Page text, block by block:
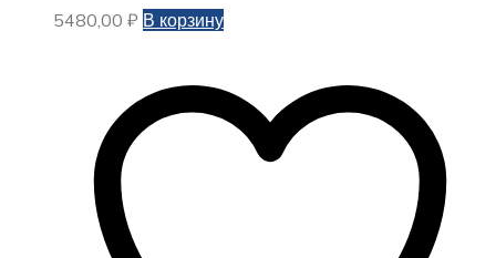
5480,00 ₽ В корзину